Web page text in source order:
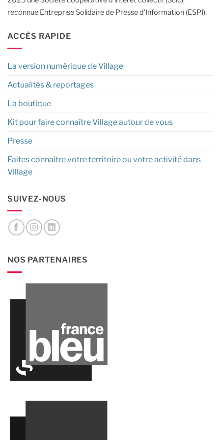
reconnue Entreprise Solidaire de Presse d’Information (ESPI).
ACCÈS RAPIDE
La version numérique de Village
Actualités & reportages
La boutique
Kit pour faire connaître Village autour de vous
Presse
Faites connaître votre territoire ou votre activité dans
Village
SUIVEZ-NOUS
NOS PARTENAIRES